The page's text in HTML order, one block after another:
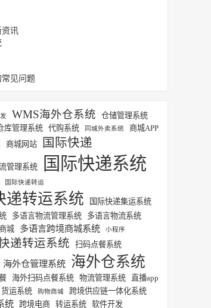
资讯
见问题
WMS海外仓系统
仓储管理系统
库管理系统 代购系统 同城外卖系统 商城APP
商城网站 国际快递
管理系统 国际快递系统
国际快递转运
递转运系统
国际快递集运系统
多语言物流管理系统
多语言物流系统
城
多语言跨境商城系统 小程序
递转运系统 扫码点餐系统
海外仓管理系统 海外仓系统
海外扫码点餐系统 物流管理系统 直播app
货运系统 购物商城 跨境供应链一体化系统
统 跨境电商 转运系统 软件开发